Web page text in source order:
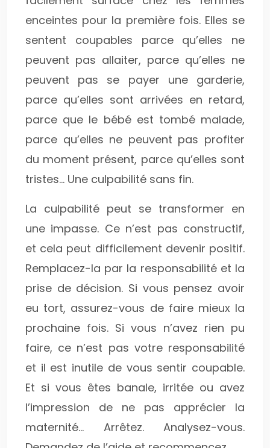
enceintes pour la première fois. Elles se
sentent coupables parce qu’elles ne
peuvent pas allaiter, parce qu’elles ne
peuvent pas se payer une garderie,
parce qu’elles sont arrivées en retard,
parce que le bébé est tombé malade,
parce qu’elles ne peuvent pas profiter
du moment présent, parce qu’elles sont
tristes… Une culpabilité sans fin.
La culpabilité peut se transformer en
une impasse. Ce n’est pas constructif,
et cela peut difficilement devenir positif.
Remplacez-la par la responsabilité et la
prise de décision. Si vous pensez avoir
eu tort, assurez-vous de faire mieux la
prochaine fois. Si vous n’avez rien pu
faire, ce n’est pas votre responsabilité
et il est inutile de vous sentir coupable.
Et si vous êtes banale, irritée ou avez
l’impression de ne pas apprécier la
maternité… Arrêtez. Analysez-vous.